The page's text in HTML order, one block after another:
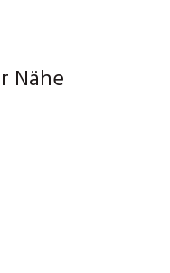
Nähe